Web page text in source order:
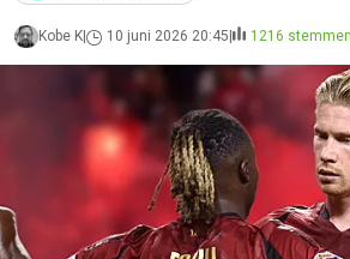
Kobe K 10 juni 2026 20:45 1216 stemmen